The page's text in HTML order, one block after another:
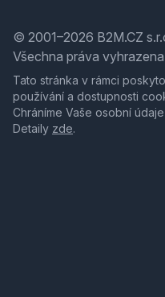
© 2001–2026 B2M.CZ
Všechna práva
Tato stránka v rámci
používání a dostupnosti
Chráníme Vaše osobní
Detaily zde.